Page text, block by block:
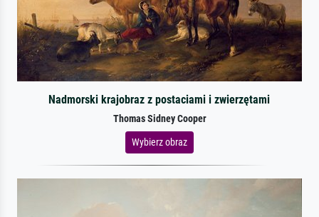
Nadmorski krajobraz z postaciami i zwierzętami
Thomas Sidney Cooper
Wybierz obraz